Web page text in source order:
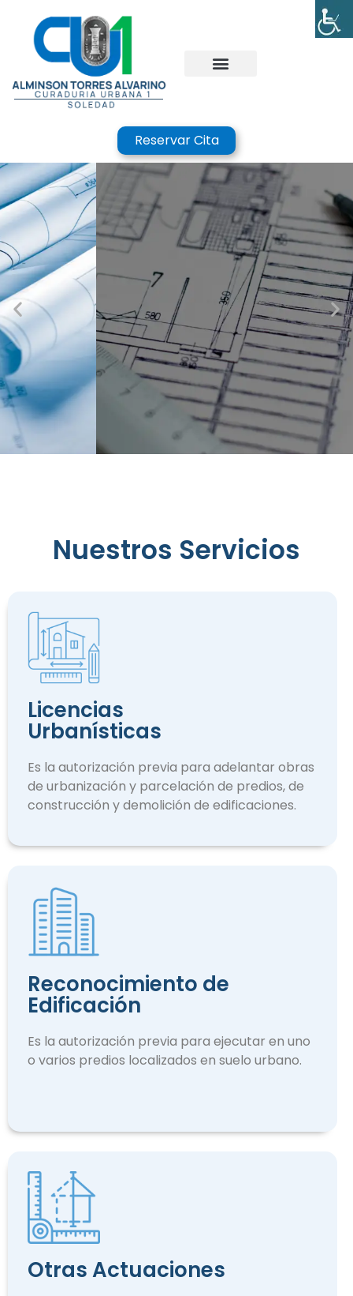
Reservar Cita
Reconocimiento
de
Nuestros Servicios
Licencias
Urbanísticas
Es la autorización previa para adelantar obras
de urbanización y parcelación de predios, de
construcción y demolición de edificaciones.
Reconocimiento de
Edificación
Es la autorización previa para ejecutar en uno
o varios predios localizados en suelo urbano.
Otras Actuaciones